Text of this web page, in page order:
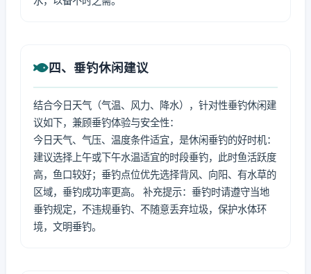
四、垂钓休闲建议
结合今日天气（气温、风力、降水），针对性垂钓休闲建
议如下，兼顾垂钓体验与安全性：
今日天气、气压、温度条件适宜，是休闲垂钓的好时机：
建议选择上午或下午水温适宜的时段垂钓，此时鱼活跃度
高，鱼口较好；垂钓点位优先选择背风、向阳、有水草的
区域，垂钓成功率更高。 补充提示：垂钓时请遵守当地
垂钓规定，不违规垂钓、不随意丢弃垃圾，保护水体环
境，文明垂钓。